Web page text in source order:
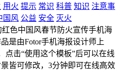
用火 提示 常识 科普 知识 注意事
国风 公益 安全 灭火
色中国风春节防火宣传手机海
是由Fotor手机海报设计师上
点击“使用这个模板”后可以在线
皆可修改，3分钟即可在线高效